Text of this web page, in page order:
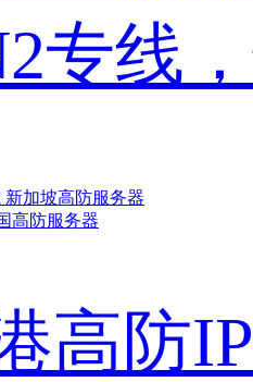
专线
新加坡高防服务器
高防服务器
高防IP